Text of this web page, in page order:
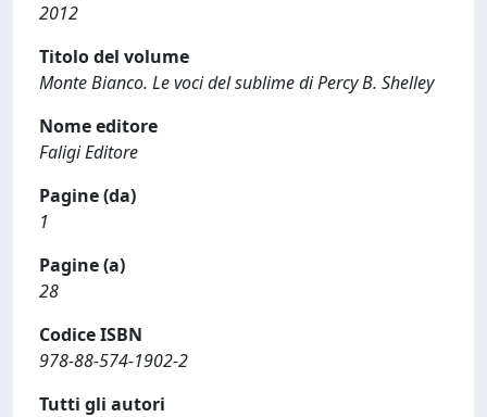
2012
Titolo del volume
Monte Bianco. Le voci del sublime di Percy B. Shelley
Nome editore
Faligi Editore
Pagine (da)
1
Pagine (a)
28
Codice ISBN
978-88-574-1902-2
Tutti gli autori